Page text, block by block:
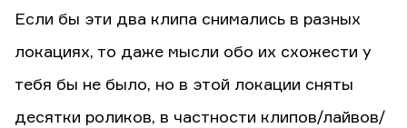
Если бы эти два клипа снимались в разных
локациях, то даже мысли обо их схожести у
тебя бы не было, но в этой локации сняты
десятки роликов, в частности клипов/лайвов/